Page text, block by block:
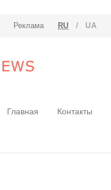
Реклама RU / UA
Главная Контакты